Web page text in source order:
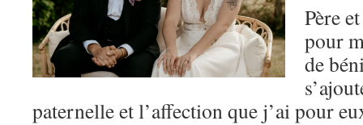
Père
pour
de
paternelle et l’affection que j’ai pour